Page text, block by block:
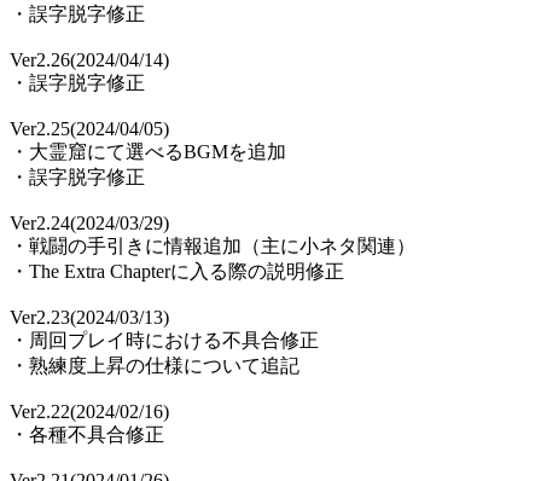
・誤字脱字修正
Ver2.26(2024/04/14)
・誤字脱字修正
Ver2.25(2024/04/05)
・大霊窟にて選べるBGMを追加
・誤字脱字修正
Ver2.24(2024/03/29)
・戦闘の手引きに情報追加（主に小ネタ関連）
・The Extra Chapterに入る際の説明修正
Ver2.23(2024/03/13)
・周回プレイ時における不具合修正
・熟練度上昇の仕様について追記
Ver2.22(2024/02/16)
・各種不具合修正